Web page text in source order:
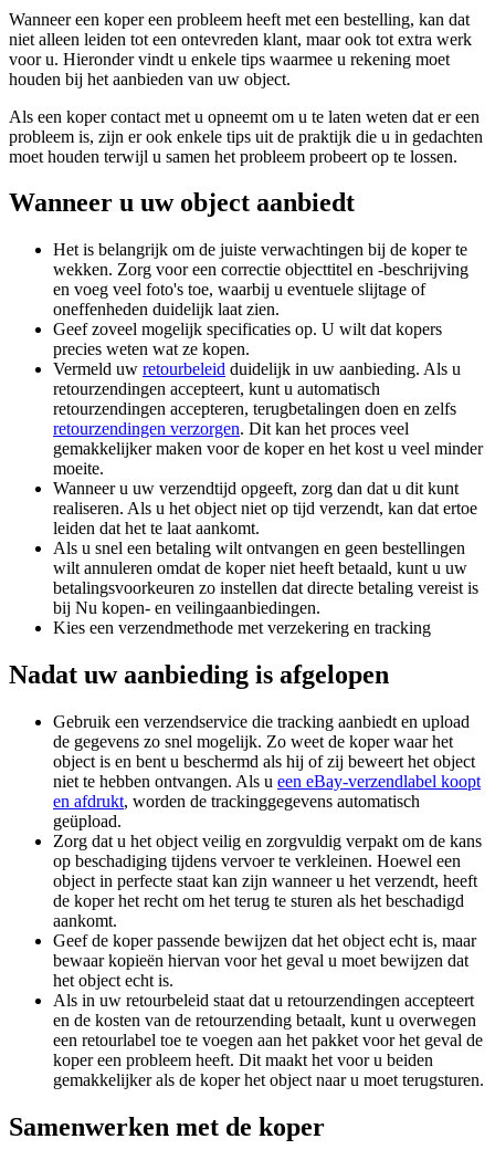
Wanneer een koper een probleem heeft met een bestelling, kan dat
niet alleen leiden tot een ontevreden klant, maar ook tot extra werk
voor u. Hieronder vindt u enkele tips waarmee u rekening moet
houden bij het aanbieden van uw object.
Als een koper contact met u opneemt om u te laten weten dat er een
probleem is, zijn er ook enkele tips uit de praktijk die u in gedachten
moet houden terwijl u samen het probleem probeert op te lossen.
Wanneer u uw object aanbiedt
Het is belangrijk om de juiste verwachtingen bij de koper te
wekken. Zorg voor een correctie objecttitel en -beschrijving
en voeg veel foto's toe, waarbij u eventuele slijtage of
oneffenheden duidelijk laat zien.
Geef zoveel mogelijk specificaties op. U wilt dat kopers
precies weten wat ze kopen.
Vermeld uw retourbeleid duidelijk in uw aanbieding. Als u
retourzendingen accepteert, kunt u automatisch
retourzendingen accepteren, terugbetalingen doen en zelfs
retourzendingen verzorgen. Dit kan het proces veel
gemakkelijker maken voor de koper en het kost u veel minder
moeite.
Wanneer u uw verzendtijd opgeeft, zorg dan dat u dit kunt
realiseren. Als u het object niet op tijd verzendt, kan dat ertoe
leiden dat het te laat aankomt.
Als u snel een betaling wilt ontvangen en geen bestellingen
wilt annuleren omdat de koper niet heeft betaald, kunt u uw
betalingsvoorkeuren zo instellen dat directe betaling vereist is
bij Nu kopen- en veilingaanbiedingen.
Kies een verzendmethode met verzekering en tracking
Nadat uw aanbieding is afgelopen
Gebruik een verzendservice die tracking aanbiedt en upload
de gegevens zo snel mogelijk. Zo weet de koper waar het
object is en bent u beschermd als hij of zij beweert het object
niet te hebben ontvangen. Als u een eBay-verzendlabel koopt
en afdrukt, worden de trackinggegevens automatisch
geüpload.
Zorg dat u het object veilig en zorgvuldig verpakt om de kans
op beschadiging tijdens vervoer te verkleinen. Hoewel een
object in perfecte staat kan zijn wanneer u het verzendt, heeft
de koper het recht om het terug te sturen als het beschadigd
aankomt.
Geef de koper passende bewijzen dat het object echt is, maar
bewaar kopieën hiervan voor het geval u moet bewijzen dat
het object echt is.
Als in uw retourbeleid staat dat u retourzendingen accepteert
en de kosten van de retourzending betaalt, kunt u overwegen
een retourlabel toe te voegen aan het pakket voor het geval de
koper een probleem heeft. Dit maakt het voor u beiden
gemakkelijker als de koper het object naar u moet terugsturen.
Samenwerken met de koper